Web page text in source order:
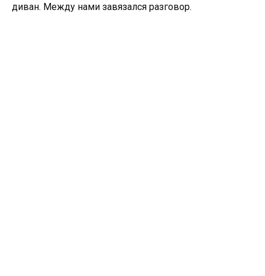
диван. Между нами завязался разговор.